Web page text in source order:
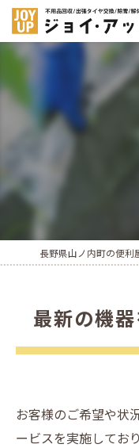
最新の機
お客様のご希望や状
ービスを実施してお